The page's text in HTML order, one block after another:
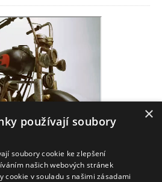
×
používají soubory
soubory cookie ke zlepšení
našich webových stránek
cookie v souladu s našimi zásadami